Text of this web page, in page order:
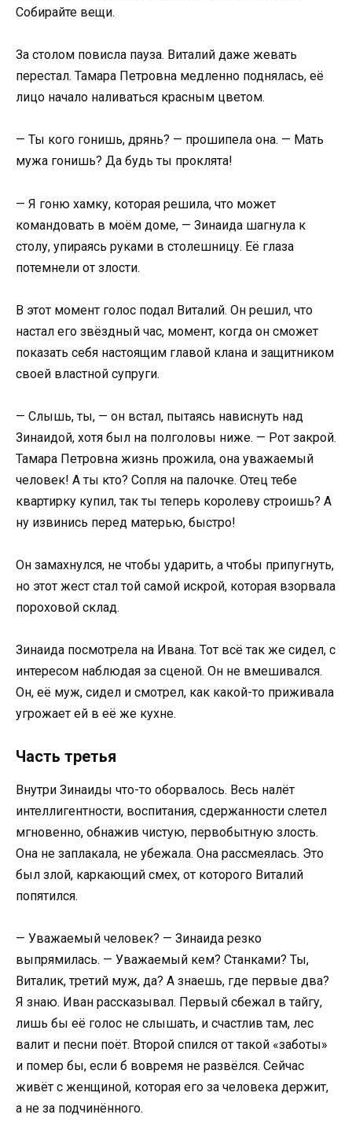
Собирайте вещи.
За столом повисла пауза. Виталий даже жевать
перестал. Тамара Петровна медленно поднялась, её
лицо начало наливаться красным цветом.
— Ты кого гонишь, дрянь? — прошипела она. — Мать
мужа гонишь? Да будь ты проклята!
— Я гоню хамку, которая решила, что может
командовать в моём доме, — Зинаида шагнула к
столу, упираясь руками в столешницу. Её глаза
потемнели от злости.
В этот момент голос подал Виталий. Он решил, что
настал его звёздный час, момент, когда он сможет
показать себя настоящим главой клана и защитником
своей властной супруги.
— Слышь, ты, — он встал, пытаясь нависнуть над
Зинаидой, хотя был на полголовы ниже. — Рот закрой.
Тамара Петровна жизнь прожила, она уважаемый
человек! А ты кто? Сопля на палочке. Отец тебе
квартирку купил, так ты теперь королеву строишь? А
ну извинись перед матерью, быстро!
Он замахнулся, не чтобы ударить, а чтобы припугнуть,
но этот жест стал той самой искрой, которая взорвала
пороховой склад.
Зинаида посмотрела на Ивана. Тот всё так же сидел, с
интересом наблюдая за сценой. Он не вмешивался.
Он, её муж, сидел и смотрел, как какой-то приживала
угрожает ей в её же кухне.
Часть третья
Внутри Зинаиды что-то оборвалось. Весь налёт
интеллигентности, воспитания, сдержанности слетел
мгновенно, обнажив чистую, первобытную злость.
Она не заплакала, не убежала. Она рассмеялась. Это
был злой, каркающий смех, от которого Виталий
попятился.
— Уважаемый человек? — Зинаида резко
выпрямилась. — Уважаемый кем? Станками? Ты,
Виталик, третий муж, да? А знаешь, где первые два?
Я знаю. Иван рассказывал. Первый сбежал в тайгу,
лишь бы её голос не слышать, и счастлив там, лес
валит и песни поёт. Второй спился от такой «заботы»
и помер бы, если б вовремя не развёлся. Сейчас
живёт с женщиной, которая его за человека держит,
а не за подчинённого.